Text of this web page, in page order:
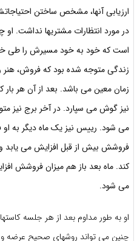
ارزیابی آنها، مشخص ساختن
در مورد انتظارات مشتریها نداشت.
است که خود به خود مسیرش را طی
زندگی متوجه شده بود که فروش،
زمان معین می باشد. بعد از آن هر بار
نیز گوش می سپارد. در آخر برج نیز
فروشش بیش از قبل افزایش می یابد
کند. ماه بعد باز هم میزان فروشش
می شود.
او به طور مداوم بعد از هر جلسه
چنین می تواند روشهای صحیح عرضه و